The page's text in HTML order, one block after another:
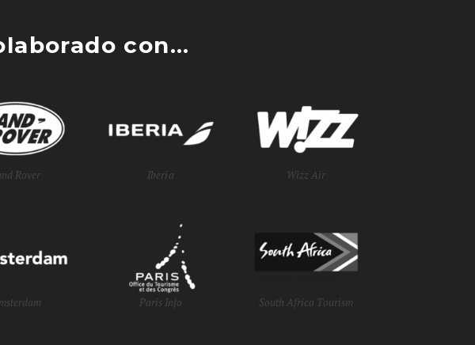
con...
Rover Iberia Wizz Air
Paris Info South Africa Tourism